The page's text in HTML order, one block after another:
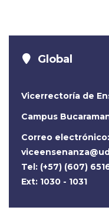
Global
Vicerrectoría de
Campus
Correo electrónico:
Tel: (+57) (607)
Ext: 1030 - 1031